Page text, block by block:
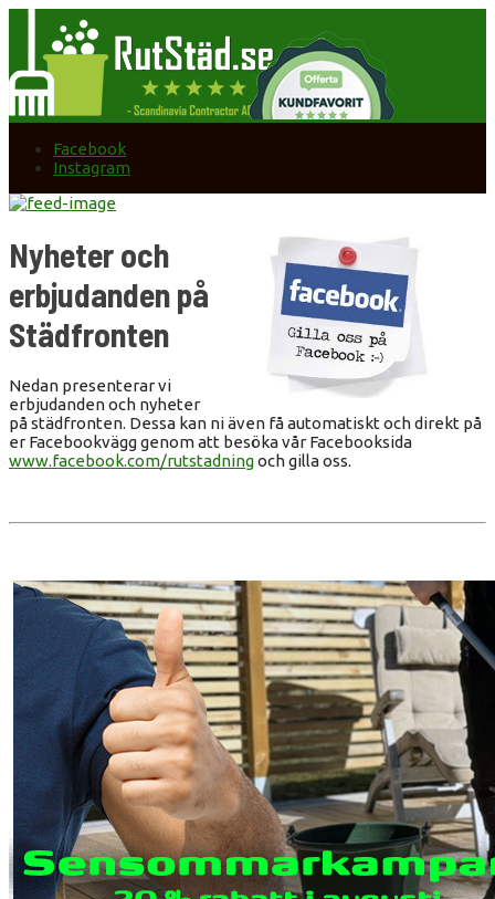
Facebook
Instagram
Nyheter och
erbjudanden på
Städfronten
Nedan presenterar vi
erbjudanden och nyheter
på städfronten. Dessa kan ni även få automatiskt och direkt på
er Facebookvägg genom att besöka vår Facebooksida
www.facebook.com/rutstadningoch gilla oss.